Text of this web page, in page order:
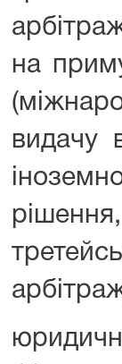
на
видачу